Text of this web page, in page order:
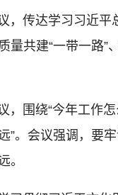
传达学习习近平
量共建“一带一路”
绕“今年工作怎
远”。会议强调，
。